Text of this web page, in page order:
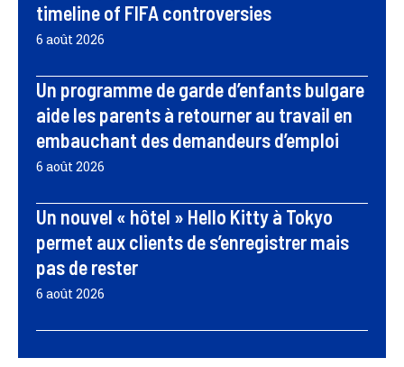
timeline of FIFA controversies
6 août 2026
Un programme de garde d’enfants bulgare
aide les parents à retourner au travail en
embauchant des demandeurs d’emploi
6 août 2026
Un nouvel « hôtel » Hello Kitty à Tokyo
permet aux clients de s’enregistrer mais
pas de rester
6 août 2026